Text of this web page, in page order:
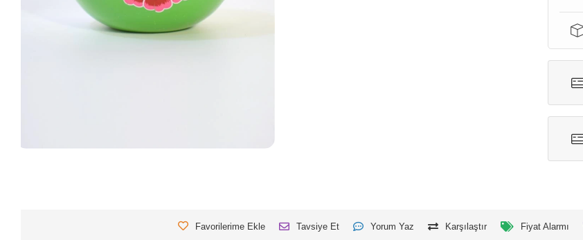
Favorilerime Ekle Tavsiye Et Yorum Yaz Karşılaştır Fiyat Alarmı